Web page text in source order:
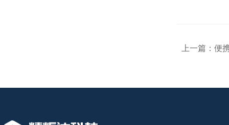
上一篇： 便